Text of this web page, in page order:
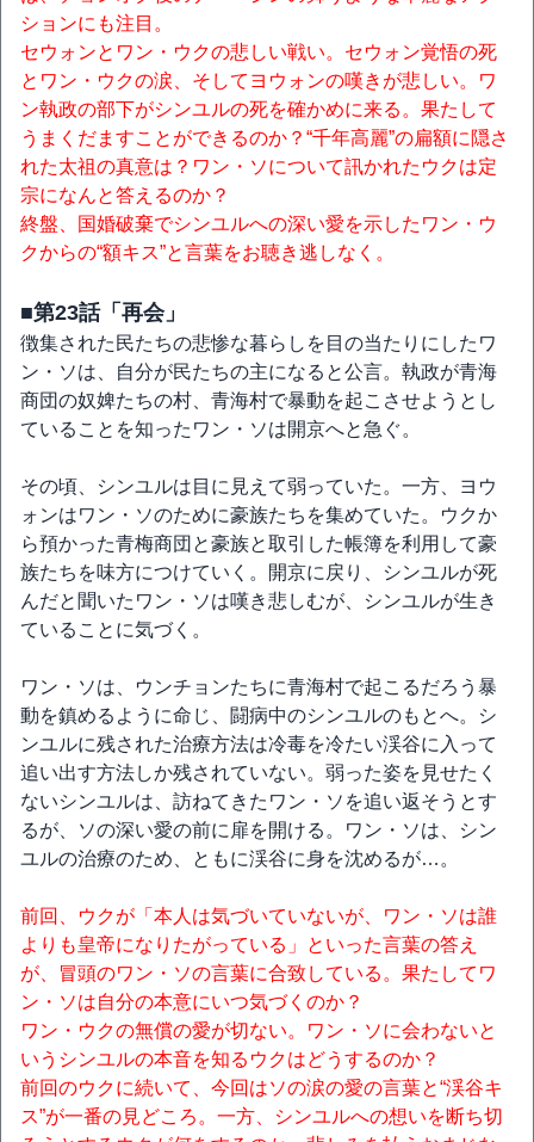
ションにも注目。
セウォンとワン・ウクの悲しい戦い。セウォン覚悟の死
とワン・ウクの涙、そしてヨウォンの嘆きが悲しい。ワ
ン執政の部下がシンユルの死を確かめに来る。果たして
うまくだますことができるのか？“千年高麗”の扁額に隠さ
れた太祖の真意は？ワン・ソについて訊かれたウクは定
宗になんと答えるのか？
終盤、国婚破棄でシンユルへの深い愛を示したワン・ウ
クからの“額キス”と言葉をお聴き逃しなく。
■第23話「再会」
徴集された民たちの悲惨な暮らしを目の当たりにしたワ
ン・ソは、自分が民たちの主になると公言。執政が青海
商団の奴婢たちの村、青海村で暴動を起こさせようとし
ていることを知ったワン・ソは開京へと急ぐ。
その頃、シンユルは目に見えて弱っていた。一方、ヨウ
ォンはワン・ソのために豪族たちを集めていた。ウクか
ら預かった青梅商団と豪族と取引した帳簿を利用して豪
族たちを味方につけていく。開京に戻り、シンユルが死
んだと聞いたワン・ソは嘆き悲しむが、シンユルが生き
ていることに気づく。
ワン・ソは、ウンチョンたちに青海村で起こるだろう暴
動を鎮めるように命じ、闘病中のシンユルのもとへ。シ
ンユルに残された治療方法は冷毒を冷たい渓谷に入って
追い出す方法しか残されていない。弱った姿を見せたく
ないシンユルは、訪ねてきたワン・ソを追い返そうとす
るが、ソの深い愛の前に扉を開ける。ワン・ソは、シン
ユルの治療のため、ともに渓谷に身を沈めるが…。
前回、ウクが「本人は気づいていないが、ワン・ソは誰
よりも皇帝になりたがっている」といった言葉の答え
が、冒頭のワン・ソの言葉に合致している。果たしてワ
ン・ソは自分の本意にいつ気づくのか？
ワン・ウクの無償の愛が切ない。ワン・ソに会わないと
いうシンユルの本音を知るウクはどうするのか？
前回のウクに続いて、今回はソの涙の愛の言葉と“渓谷キ
ス”が一番の見どころ。一方、シンユルへの想いを断ち切